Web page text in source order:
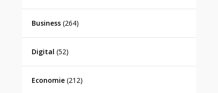
Business(264)
Digital (52)
Economie(212)